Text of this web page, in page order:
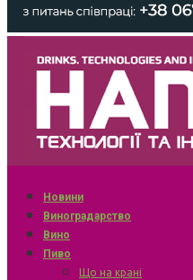
Новини
Виноградарство
Вино
Пиво
Що на крані